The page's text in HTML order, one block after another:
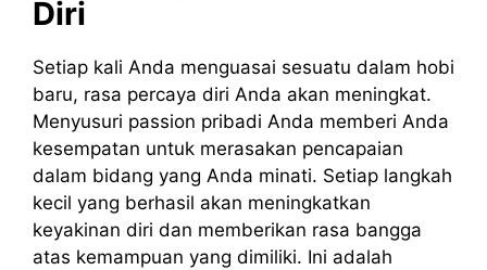
Diri
Setiap kali Anda menguasai sesuatu dalam hobi
baru, rasa percaya diri Anda akan meningkat.
Menyusuri passion pribadi Anda memberi Anda
kesempatan untuk merasakan pencapaian
dalam bidang yang Anda minati. Setiap langkah
kecil yang berhasil akan meningkatkan
keyakinan diri dan memberikan rasa bangga
atas kemampuan yang dimiliki. Ini adalah